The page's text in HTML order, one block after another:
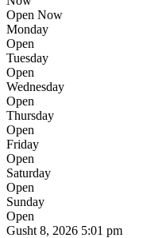
Open Now
Monday
Open
Tuesday
Open
Wednesday
Open
Thursday
Open
Friday
Open
Saturday
Open
Sunday
Open
Gusht 8, 2026 5:01 pm